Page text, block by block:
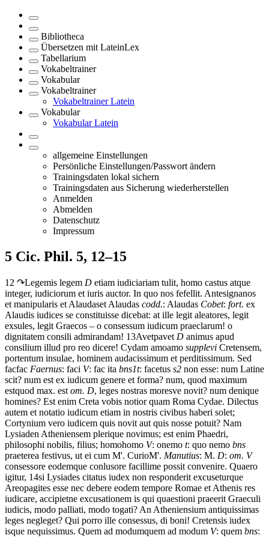
Bibliotheca
Übersetzen mit LateinLex
Tabellarium
Vokabeltrainer
Vokabular
Vokabeltrainer
Vokabeltrainer Latein
Vokabular
Vokabular Latein
allgemeine Einstellungen
Persönliche Einstellungen/Passwort ändern
Trainingsdaten lokal sichern
Trainingsdaten aus Sicherung wiederherstellen
Anmelden
Abmelden
Datenschutz
Impressum
5 Cic. Phil. 5, 12–15
12 ↷Legemis legem D etiam iudiciariam tulit, homo castus atque
integer, iudiciorum et iuris auctor. In quo nos fefellit. Antesignanos
et manipularis et Alaudaset Alaudas codd.: Alaudas Cobet: fort. ex
Alaudis iudices se constituisse dicebat: at ille legit aleatores, legit
exsules, legit Graecos – o consessum iudicum praeclarum! o
dignitatem consili admirandam! 13Avetpavet D animus apud
consilium illud pro reo dicere! Cydam amoamo supplevi Cretensem,
portentum insulae, hominem audacissimum et perditissimum. Sed
facfac Faernus: faci V: fac ita bns1t: facetus s2 non esse: num Latine
scit? num est ex iudicum genere et forma? num, quod maximum
estquod max. est om. D, leges nostras moresve novit? num denique
homines? Est enim Creta vobis notior quam Roma Cydae. Dilectus
autem et notatio iudicum etiam in nostris civibus haberi solet;
Cortynium vero iudicem quis novit aut quis nosse potuit? Nam
Lysiaden Atheniensem plerique novimus; est enim Phaedri,
philosophi nobilis, filius; homohomo V: onemo t: quo nemo bns
praeterea festivus, ut ei cum M'. CurioM'. Manutius: M. D: om. V
consessore eodemque conlusore facillime possit convenire. Quaero
igitur, 14si Lysiades citatus iudex non responderit excuseturque
Areopagites esse nec debere eodem tempore Romae et Athenis res
iudicare, accipietne excusationem is qui quaestioni praeerit Graeculi
iudicis, modo palliati, modo togati? An Atheniensium antiquissimas
leges negleget? Qui porro ille consessus, di boni! Cretensis iudex
isque nequissimus. Quem ad modumquem ad modum V: quem bns: